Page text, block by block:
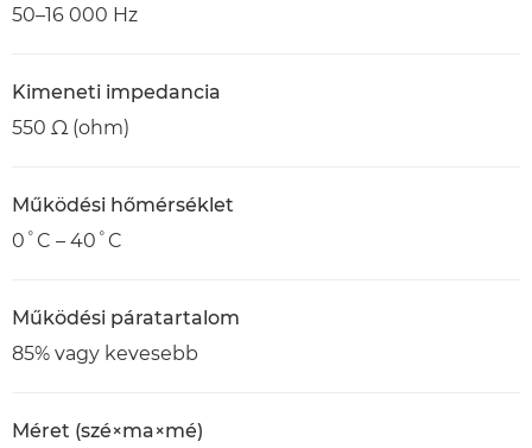
50–16 000 Hz
Kimeneti impedancia
550 Ω (ohm)
Működési hőmérséklet
0˚C – 40˚C
Működési páratartalom
85% vagy kevesebb
Méret (szé×ma×mé)